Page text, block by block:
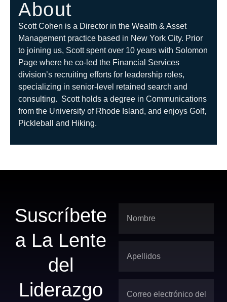
About
Scott Cohen is a Director in the Wealth & Asset
Management practice based in New York City. Prior
to joining us, Scott spent over 10 years with Solomon
Page where he co-led the Financial Services
division’s recruiting efforts for leadership roles,
specializing in senior-level retained search and
consulting. Scott holds a degree in Communications
from the University of Rhode Island, and enjoys Golf,
Pickleball and Hiking.
Suscríbete
a La Lente
del
Liderazgo